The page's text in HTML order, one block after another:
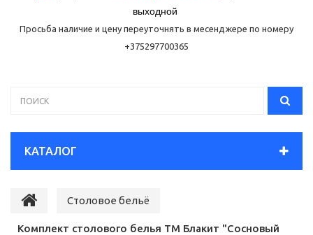
выходной
Просьба наличие и цену переуточнять в месенджере по номеру
+375297700365
КАТАЛОГ
Столовое бельё
Комплект столового белья ТМ Блакит "Сосновый